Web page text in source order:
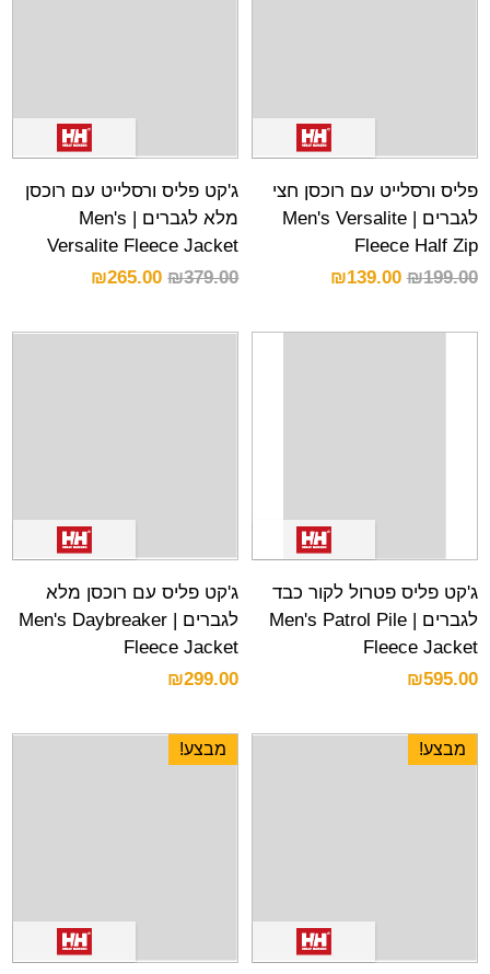
פליס ורסלייט עם רוכסן חצי
לגברים | Men's Versalite
Fleece Half Zip
₪199.00
₪139.00
ג'קט פליס ורסלייט עם רוכסן
מלא לגברים | Men's
Versalite Fleece Jacket
₪379.00
₪265.00
ג'קט פליס פטרול לקור כבד
לגברים | Men's Patrol Pile
Fleece Jacket
₪595.00
ג'קט פליס עם רוכסן מלא
לגברים | Men's Daybreaker
Fleece Jacket
₪299.00
מבצע! מבצע!